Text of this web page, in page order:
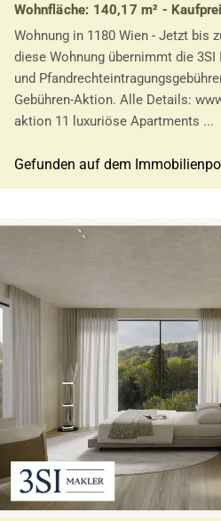
Wohnfläche: 140,17 m² -
Wohnung in 1180 Wien - Jetzt bis
diese Wohnung übernimmt die
und
Gebühren-Aktion. Alle Details:
aktion 11 luxuriöse Apartments ...
Gefunden auf dem